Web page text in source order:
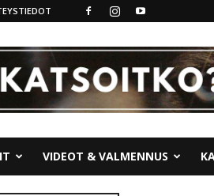
VIDEOT & VALMENNUS